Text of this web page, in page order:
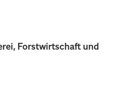
Forstwirtschaft und